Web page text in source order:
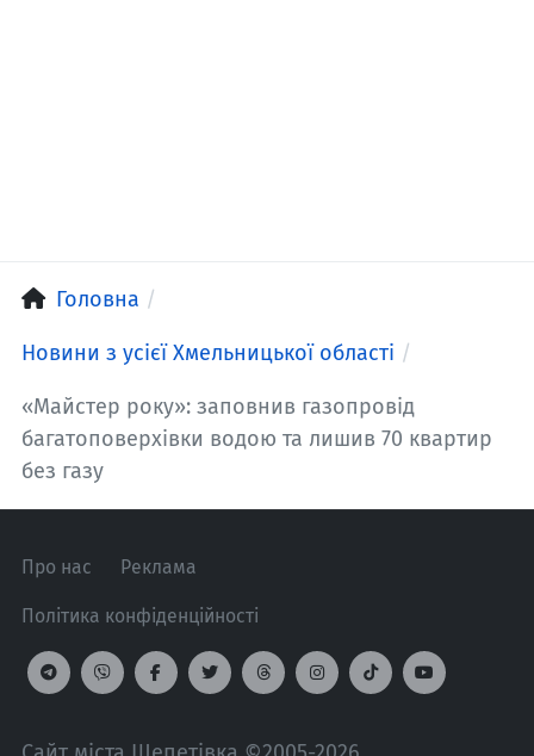
Головна
Новини з усієї Хмельницької області
«Майстер року»: заповнив газопровід
багатоповерхівки водою та лишив 70 квартир
без газу
Про нас Реклама
Політика конфіденційності